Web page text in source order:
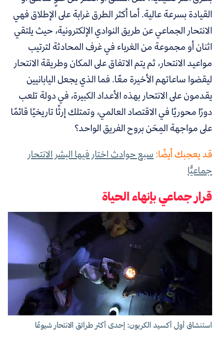
القيادة بسرعة عالية. أما أكثر الطرق غرابة على الإطلاق فهي
الانتحار الجماعي عن طريق النوادي الإلكترونية، حيث يلتقي
اثنان أو مجموعة من الغرباء في غرف المحادثة لترتيب
مواعيد الانتحار، ثم يتم الاتفاق على المكان وطريقة الانتحار
ليقضوا ساعاتهم الأخيرة معًا. فما الذي يجعل اليابانيين
يقدمون على الانتحار بهذه الأعداد الكبيرة، في دولة تلعب
دورًا محوريًا في الاقتصاد العالمي، وتمتلك إرثًا تاريخيًا قائمًا
على مواجهة المِحَن بروح الفريق الواحد؟
قد يعجبك أيضًا:سبع حوادث اختار فيها البشر الانتحار
جماعيًّا
قرار جماعي بإنهاء الحياة
استنشاق أول أكسيد الكربون: إحدى أكثر طرائق الانتحار شيوعًا